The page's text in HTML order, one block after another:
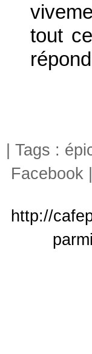
tout
| Tags :
Facebook
http://